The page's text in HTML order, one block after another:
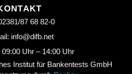
87 68 82-0
info@difb.net
09:00 Uhr – 14:00 Uhr
Institut für Bankentests GmbH